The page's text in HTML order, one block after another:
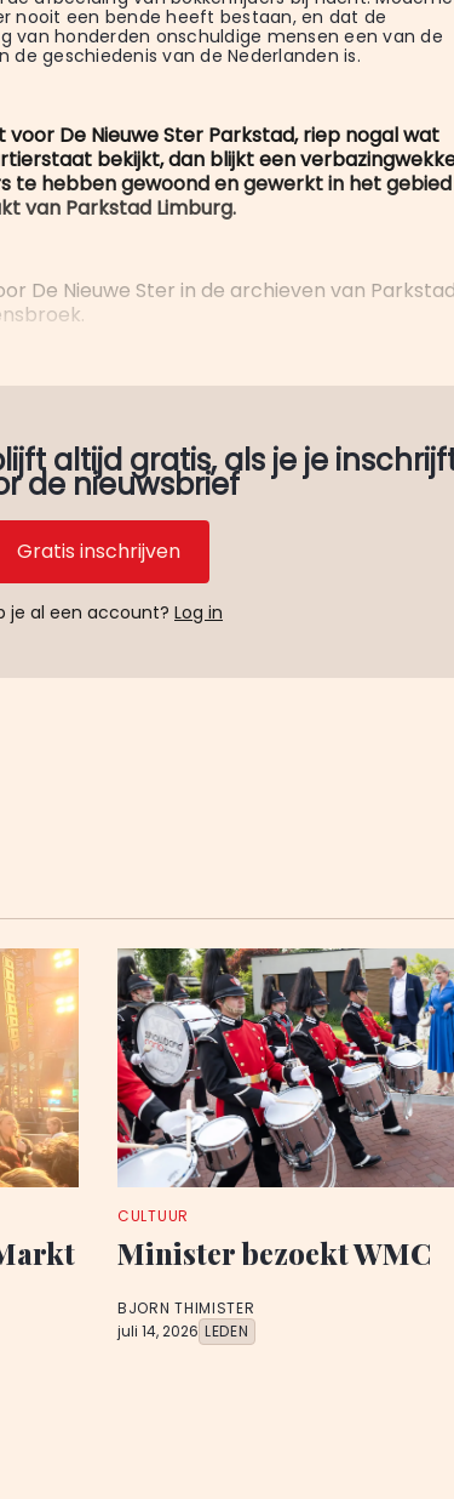
nooit een bende heeft bestaan, en dat de
van honderden onschuldige mensen een van de
geschiedenis van de Nederlanden is.
De Nieuwe Ster Parkstad, riep nogal wat
bekijkt, dan blijkt een
te hebben gewoond en gewerkt in het
van Parkstad Limburg.
De Nieuwe Ster in de archieven van
altijd gratis, als je je
de nieuwsbrief
Gratis inschrijven
je al een account? Log in
CULTUUR
Minister bezoekt WMC
BJORN THIMISTER
juli 14, 2026 LEDEN